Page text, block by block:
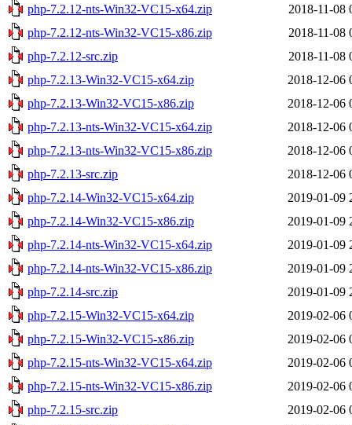
php-7.2.12-nts-Win32-VC15-x64.zip
2018-11-08
php-7.2.12-nts-Win32-VC15-x86.zip
2018-11-08
php-7.2.12-src.zip
2018-11-08
php-7.2.13-Win32-VC15-x64.zip
2018-12-06
php-7.2.13-Win32-VC15-x86.zip
2018-12-06
php-7.2.13-nts-Win32-VC15-x64.zip
2018-12-06
php-7.2.13-nts-Win32-VC15-x86.zip
2018-12-06
php-7.2.13-src.zip
2018-12-06
php-7.2.14-Win32-VC15-x64.zip
2019-01-09
php-7.2.14-Win32-VC15-x86.zip
2019-01-09
php-7.2.14-nts-Win32-VC15-x64.zip
2019-01-09
php-7.2.14-nts-Win32-VC15-x86.zip
2019-01-09
php-7.2.14-src.zip
2019-01-09
php-7.2.15-Win32-VC15-x64.zip
2019-02-06
php-7.2.15-Win32-VC15-x86.zip
2019-02-06
php-7.2.15-nts-Win32-VC15-x64.zip
2019-02-06
php-7.2.15-nts-Win32-VC15-x86.zip
2019-02-06
php-7.2.15-src.zip
2019-02-06